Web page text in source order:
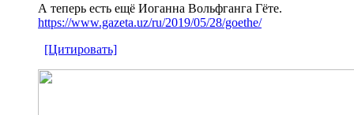
А теперь есть ещё Иоганна Вольфганга Гёте.
https://www.gazeta.uz/ru/2019/05/28/goethe/
[Цитировать]